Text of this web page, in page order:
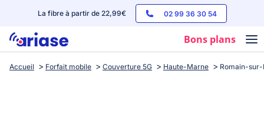
La fibre à partir de 22,99€ 02 99 36 30 54
Bons plans
Box internet
Accueil Forfait mobile Couverture 5G Haute-Marne Romain-